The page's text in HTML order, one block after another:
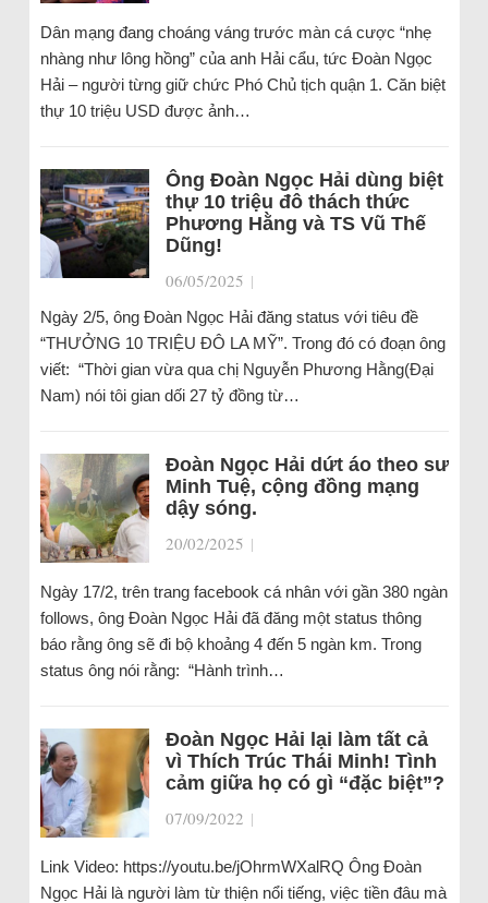
Dân mạng đang choáng váng trước màn cá cược “nhẹ
nhàng như lông hồng” của anh Hải cẩu, tức Đoàn Ngọc
Hải – người từng giữ chức Phó Chủ tịch quận 1. Căn biệt
thự 10 triệu USD được ảnh…
Ông Đoàn Ngọc Hải dùng biệt
thự 10 triệu đô thách thức
Phương Hằng và TS Vũ Thế
Dũng!
06/05/2025 |
Ngày 2/5, ông Đoàn Ngọc Hải đăng status với tiêu đề
“THƯỞNG 10 TRIỆU ĐÔ LA MỸ”. Trong đó có đoạn ông
viết: “Thời gian vừa qua chị Nguyễn Phương Hằng(Đại
Nam) nói tôi gian dối 27 tỷ đồng từ…
Đoàn Ngọc Hải dứt áo theo sư
Minh Tuệ, cộng đồng mạng
dậy sóng.
20/02/2025 |
Ngày 17/2, trên trang facebook cá nhân với gần 380 ngàn
follows, ông Đoàn Ngọc Hải đã đăng một status thông
báo rằng ông sẽ đi bộ khoảng 4 đến 5 ngàn km. Trong
status ông nói rằng: “Hành trình…
Đoàn Ngọc Hải lại làm tất cả
vì Thích Trúc Thái Minh! Tình
cảm giữa họ có gì “đặc biệt”?
07/09/2022 |
Link Video: https://youtu.be/jOhrmWXalRQ Ông Đoàn
Ngọc Hải là người làm từ thiện nổi tiếng, việc tiền đâu mà